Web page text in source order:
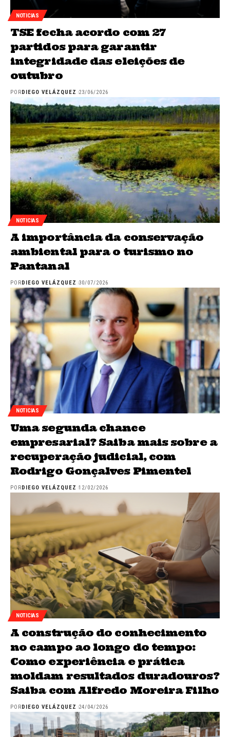
NOTICIAS
TSE fecha acordo com 27
partidos para garantir
integridade das eleições de
outubro
POR DIEGO VELÁZQUEZ 23/06/2026
NOTICIAS
A importância da conservação
ambiental para o turismo no
Pantanal
POR DIEGO VELÁZQUEZ 30/07/2026
NOTICIAS
Uma segunda chance
empresarial? Saiba mais sobre a
recuperação judicial, com
Rodrigo Gonçalves Pimentel
PORDIEGO VELÁZQUEZ 12/02/2026
NOTICIAS
A construção do conhecimento
no campo ao longo do tempo:
Como experiência e prática
moldam resultados duradouros?
Saiba com Alfredo Moreira Filho
PORDIEGO VELÁZQUEZ 24/04/2026